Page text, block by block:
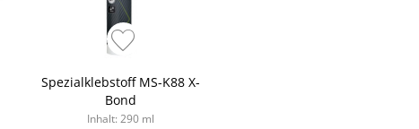
Spezialklebstoff MS-K88 X-
Bond
Inhalt: 290 ml